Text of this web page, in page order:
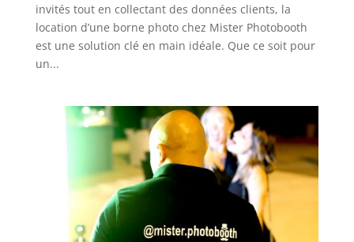
invités tout en collectant des données clients, la
location d’une borne photo chez Mister Photobooth
est une solution clé en main idéale. Que ce soit pour
un...